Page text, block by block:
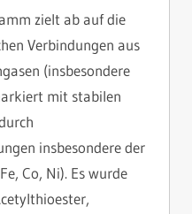
zielt ab auf die
Verbindungen aus
(insbesondere
mit stabilen
insbesondere der
Co, Ni). Es wurde